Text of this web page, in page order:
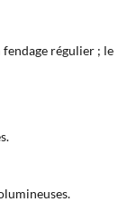
fendage régulier ; le